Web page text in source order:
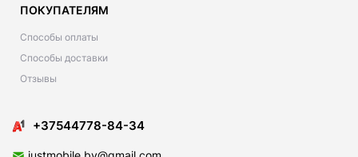
ПОКУПАТЕЛЯМ
Способы оплаты
Способы доставки
Отзывы
+37544778-84-34